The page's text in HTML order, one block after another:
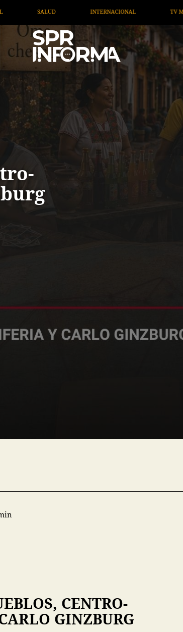
TV MIGRANTE INFORMA OPINIÓN
CENTRO-
GINZBURG